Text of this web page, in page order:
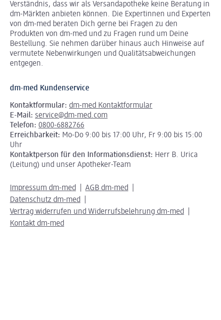
Verständnis, dass wir als Versandapotheke keine Beratung in
dm-Märkten anbieten können. Die Expertinnen und Experten
von dm-med beraten Dich gerne bei Fragen zu den
Produkten von dm-med und zu Fragen rund um Deine
Bestellung. Sie nehmen darüber hinaus auch Hinweise auf
vermutete Nebenwirkungen und Qualitätsabweichungen
entgegen.
dm-med Kundenservice
Kontaktformular: dm-med Kontaktformular
E-Mail: service@dm-med.com
Telefon: 0800-6882766
Erreichbarkeit: Mo-Do 9:00 bis 17:00 Uhr, Fr 9:00 bis 15:00
Uhr
Kontaktperson für den Informationsdienst: Herr B. Urica
(Leitung) und unser Apotheker-Team
Impressum dm-med
AGB dm-med
Datenschutz dm-med
Vertrag widerrufen und Widerrufsbelehrung dm-med
Kontakt dm-med